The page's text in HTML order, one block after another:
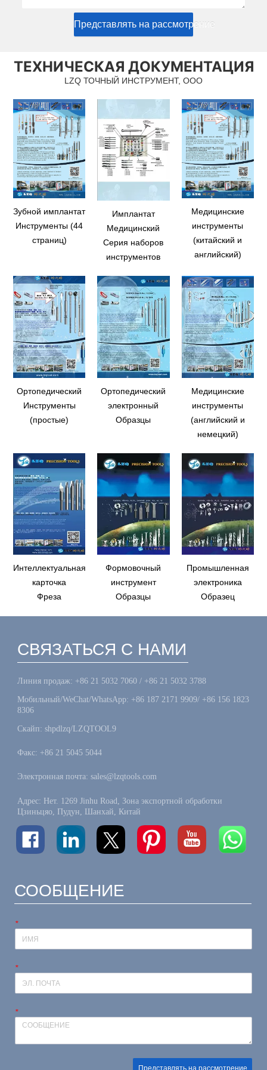
Представлять на рассмотрение
ТЕХНИЧЕСКАЯ ДОКУМЕНТАЦИЯ
LZQ ТОЧНЫЙ ИНСТРУМЕНТ, ООО
Зубной имплантат
Инструменты (44
страниц)
Имплантат
Медицинский
Серия наборов
инструментов
Медицинские
инструменты
(китайский и
английский)
Ортопедический
Инструменты
(простые)
Ортопедический
электронный
Образцы
Медицинские
инструменты
(английский и
немецкий)
Интеллектуальная
карточка
Фреза
Формовочный
инструмент
Образцы
Промышленная
электроника
Образец
СВЯЗАТЬСЯ С НАМИ
Линия продаж: +86 21 5032 7060 / +86 21 5032 3788
Мобильный/WeChat/WhatsApp: +86 187 2171 9909/ +86 156 1823
8306
Скайп: shpdlzq/LZQTOOL9
Факс: +86 21 5045 5044
Электронная почта: sales@lzqtools.com
Адрес: Нет. 1269 Jinhu Road, Зона экспортной обработки
Цзиньцяо, Пудун, Шанхай, Китай
СООБЩЕНИЕ
*
*
*